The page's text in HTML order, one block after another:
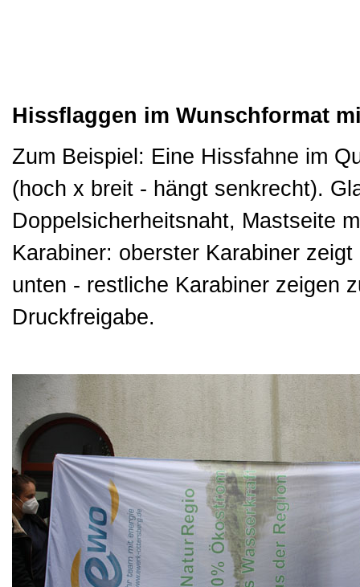
Hissflaggen im Wunschformat
Zum Beispiel: Eine Hissfahne im
(hoch x breit - hängt senkrecht).
Doppelsicherheitsnaht, Mastseite
Karabiner: oberster Karabiner
unten - restliche Karabiner zeigen
Druckfreigabe.